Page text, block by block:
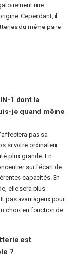
une
Cependant, il
du même paire
1 dont la
je quand même
pas sa
si votre ordinateur
plus grande. En
sur l'écart de
capacités. En
elle sera plus
pas avantageux pour
choix en fonction de
est
?